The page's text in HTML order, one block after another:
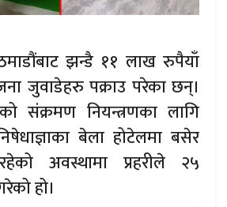
झन्डै ११ लाख रुपैयाँ
जुवाडेहरु पक्राउ परेका छन्।
संक्रमण नियन्त्रणका लागि
बेला होटेलमा बसेर
अवस्थामा प्रहरीले २५
हो।